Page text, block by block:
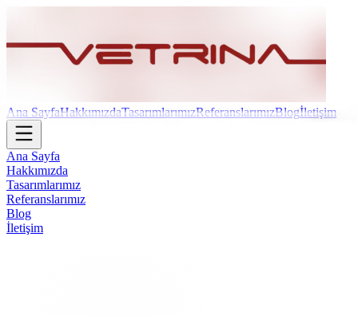
Ana SayfaHakkımızdaTasarımlarımızReferanslarımızBlogİletişim
Ana Sayfa
Hakkımızda
Tasarımlarımız
Referanslarımız
Blog
İletişim